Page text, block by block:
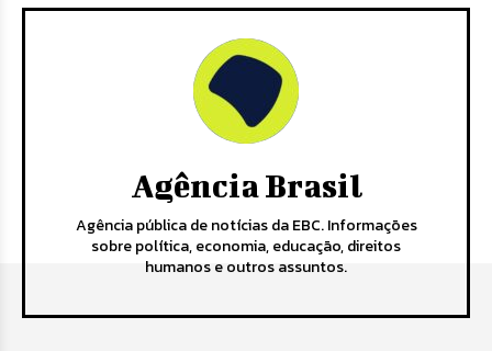
Agência Brasil
Agência pública de notícias da EBC. Informações
sobre política, economia, educação, direitos
humanos e outros assuntos.